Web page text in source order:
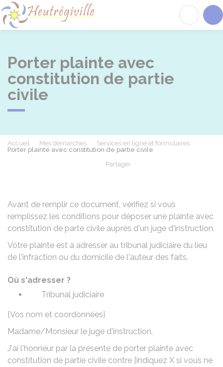
Porter plainte avec
constitution de partie
civile
Accueil Mes démarches
Services en ligne et formulaires
Porter plainte avec constitution de partie civile
Partager
Avant de remplir ce document, vérifiez si vous
remplissez les conditions pour déposer une plainte avec
constitution de parte civile auprès d'un juge d'instruction.
Votre plainte est à adresser au tribunal judiciaire du lieu
de l'infraction ou du domicile de l'auteur des faits.
Où s'adresser ?
Tribunal judiciaire
[Vos nom et coordonnées]
Madame/Monsieur le juge d'instruction,
J'ai l'honneur par la présente de porter plainte avec
constitution de partie civile contre [indiquez X si vous ne